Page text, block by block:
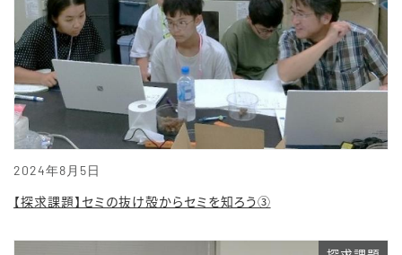
2024年8月5日
【探求課題】セミの抜け殻からセミを知ろう③